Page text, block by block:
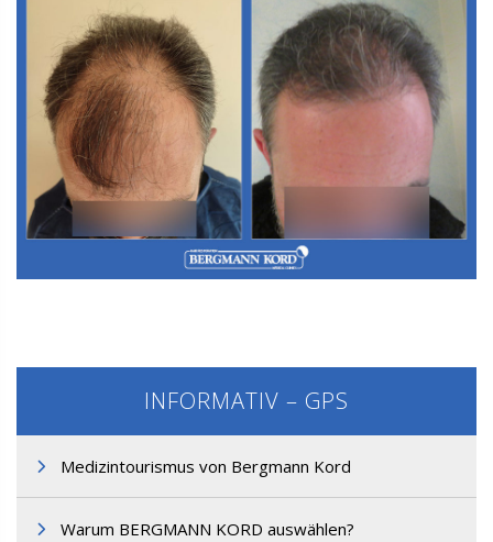
M3. FUT-Haartransplantation
INFORMATIV – GPS
Medizintourismus von Bergmann Kord
Warum BERGMANN KORD auswählen?